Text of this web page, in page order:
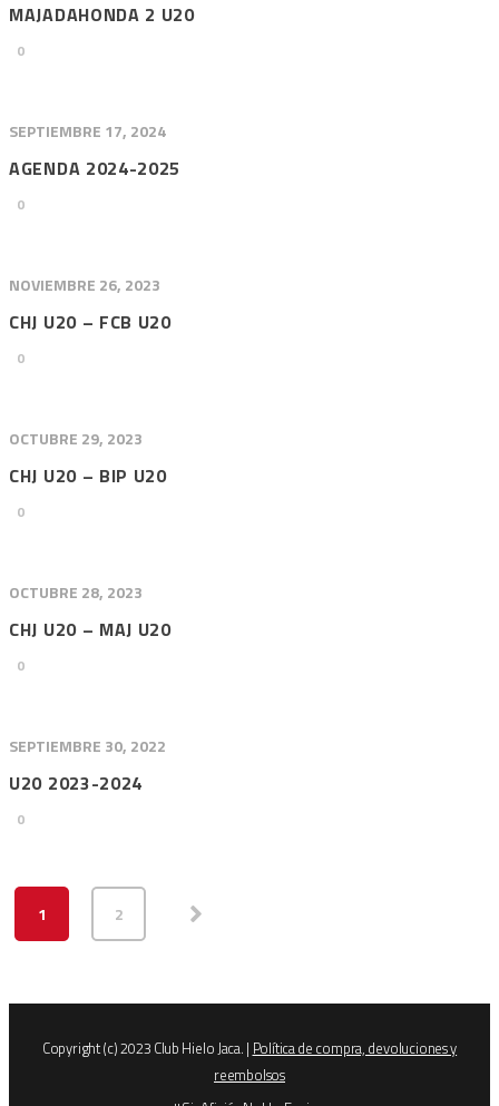
MAJADAHONDA 2 U20
0
SEPTIEMBRE 17, 2024
AGENDA 2024-2025
0
NOVIEMBRE 26, 2023
CHJ U20 – FCB U20
0
OCTUBRE 29, 2023
CHJ U20 – BIP U20
0
OCTUBRE 28, 2023
CHJ U20 – MAJ U20
0
SEPTIEMBRE 30, 2022
U20 2023-2024
0
1 2
Copyright (c) 2023 Club Hielo Jaca. | Política de compra, devoluciones y
reembolsos